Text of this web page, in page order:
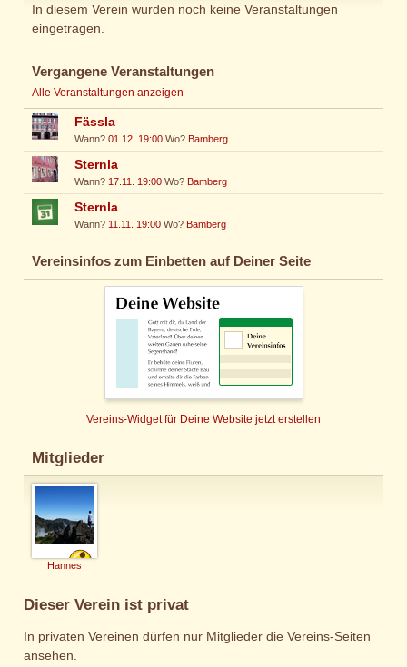
In diesem Verein wurden noch keine Veranstaltungen
eingetragen.
Vergangene Veranstaltungen
Alle Veranstaltungen anzeigen
Fässla
Wann?01.12. 19:00 Wo? Bamberg
Sternla
Wann? 17.11. 19:00 Wo?Bamberg
Sternla
Wann? 11.11. 19:00 Wo?Bamberg
Vereinsinfos zum Einbetten auf Deiner Seite
Vereins-Widget für Deine Website jetzt erstellen
Mitglieder
Hannes
Dieser Verein ist privat
In privaten Vereinen dürfen nur Mitglieder die Vereins-Seiten
ansehen.